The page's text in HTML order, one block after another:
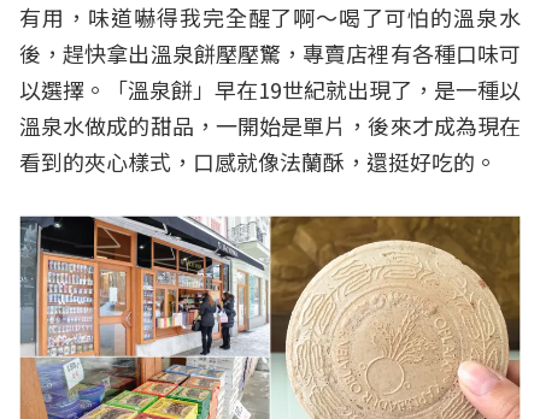
有用，味道嚇得我完全醒了啊～喝了可怕的溫泉水
後，趕快拿出溫泉餅壓壓驚，專賣店裡有各種口味可
以選擇。「溫泉餅」早在19世紀就出現了，是一種以
溫泉水做成的甜品，一開始是單片，後來才成為現在
看到的夾心樣式，口感就像法蘭酥，還挺好吃的。